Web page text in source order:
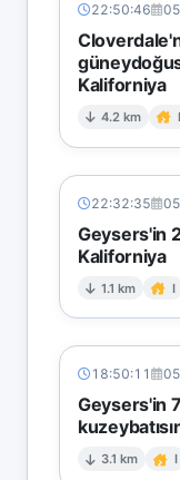
22:50:46
Kaliforniya
4.2 km I
22:32:35
Geysers'in
Kaliforniya
1.1 km I
18:50:11
Geysers'in
3.1 km I